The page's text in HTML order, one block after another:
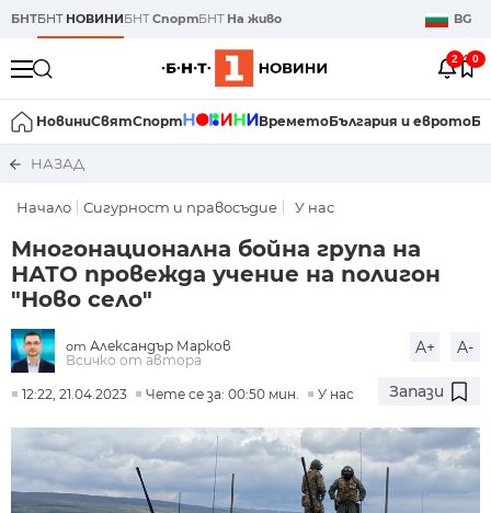
БНТБНТ НОВИНИБНТСпортБНТ На живо BG
2 0
НовиниСвятСпорт ВреметоБългария и еврото
НАЗАД
Начало Сигурност и правосъдие У нас
Многонационална бойна група на
НАТО провежда учение на полигон
"Ново село"
от Александър Марков
Всичко от автора
A+ A-
12:22, 21.04.2023 Чете се за: 00:50 мин. У нас Запази